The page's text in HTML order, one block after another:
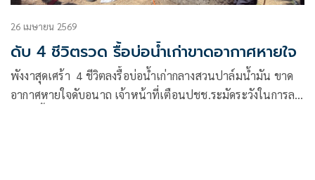
26 เมษายน 2569
ดับ 4 ชีวิตรวด รื้อบ่อน้ำเก่าขาดอากาศหายใจ
พังงาสุดเศร้า 4 ชีวิตลงรื้อบ่อน้ำเก่ากลางสวนปาล์มน้ำมัน ขาด
อากาศหายใจดับอนาถ เจ้าหน้าที่เตือนปชช.ระมัดระวังในการลง